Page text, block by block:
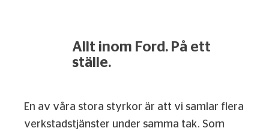
Allt inom Ford. På ett
ställe.
En av våra stora styrkor är att vi samlar flera
verkstadstjänster under samma tak. Som